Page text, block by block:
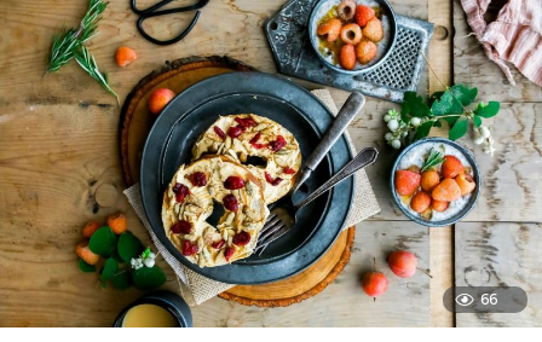
66